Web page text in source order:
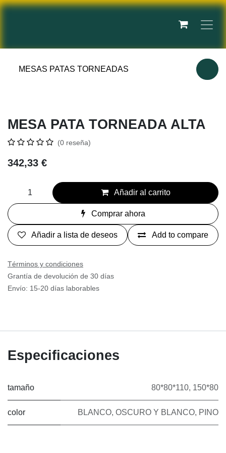
Ir al contenido
MESAS PATAS TORNEADAS
MESA PATA TORNEADA ALTA
(0 reseña)
342,33 €
Añadir al carrito
Comprar ahora
Add to compare
Añadir a lista de deseos
Términos y condiciones
Grantía de devolución de 30 días
Envío: 15-20 días laborables
Especificaciones
tamaño 80*80*110, 150*80
color BLANCO,OSCURO Y BLANCO, PINO